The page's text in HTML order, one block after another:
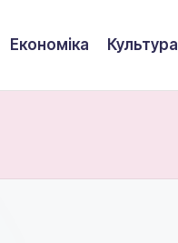
Економіка Культура